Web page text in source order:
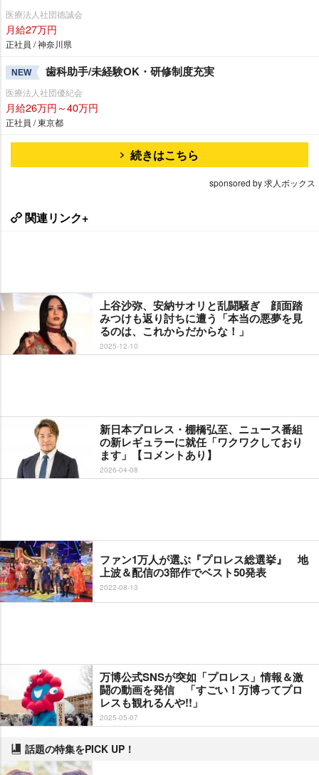
医療法人社団徳誠会
月給27万円
正社員 / 神奈川県
NEW 歯科助手/未経験OK・研修制度充実
医療法人社団優紀会
月給26万円～40万円
正社員 / 東京都
続きはこちら
sponsored by 求人ボックス
関連リンク+
上谷沙弥、安納サオリと乱闘騒ぎ 顔面踏
みつけも返り討ちに遭う「本当の悪夢を見
るのは、これからだからな！」
2025-12-10
新日本プロレス・棚橋弘至、ニュース番組
の新レギュラーに就任「ワクワクしており
ます」【コメントあり】
2026-04-08
ファン1万人が選ぶ『プロレス総選挙』 地
上波＆配信の3部作でベスト50発表
2022-08-13
万博公式SNSが突如「プロレス」情報＆激
闘の動画を発信 「すごい！万博ってプロ
レスも観れるんや!!」
2025-05-07
話題の特集をPICK UP！